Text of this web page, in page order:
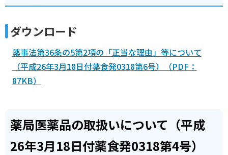
ダウンロード
薬事法第36条の5第2項の「正当な理由」等について
（平成26年3月18日付薬食発0318第6号）（PDF：
87KB）
薬局医薬品の取扱いについて（平成
26年3月18日付薬食発0318第4号）